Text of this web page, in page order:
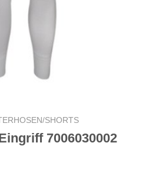
SHORTS
7006030002